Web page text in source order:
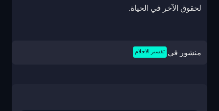
لحقوق الآخر في الحياة.
منشور في تفسير الاحلام